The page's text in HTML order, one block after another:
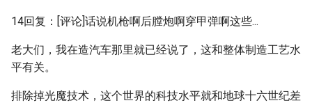
14回复：[评论]话说机枪啊后膛炮啊穿甲弹啊这些...
老大们，我在造汽车那里就已经说了，这和整体制造工艺水
平有关。
排除掉光魔技术，这个世界的科技水平就和地球十六世纪差